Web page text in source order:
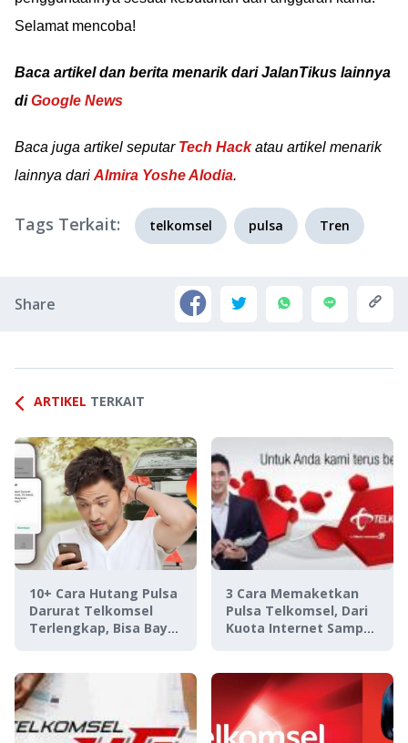
Selamat mencoba!
Baca artikel dan berita menarik dari JalanTikus lainnya
diGoogle News
Baca juga artikel seputar Tech Hackatau artikel menarik
lainnya dari Almira Yoshe Alodia.
Tags Terkait: telkomsel pulsa Tren
Share
ARTIKEL TERKAIT
10+ Cara Hutang Pulsa
Darurat Telkomsel
Terlengkap, Bisa Bayar
3 Cara Memaketkan
Pulsa Telkomsel, Dari
Kuota Internet Sampai